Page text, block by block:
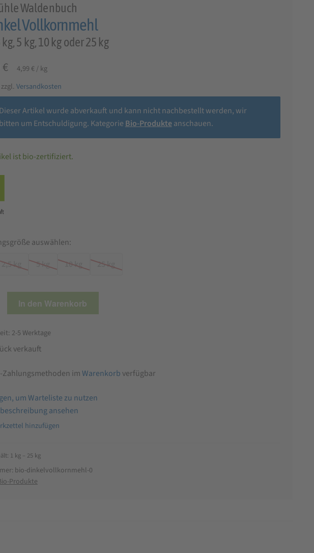
Waldenbuch
Vollkornmehl
kg, 5 kg, 10 kg oder 25 kg
€ 4,99 € /kg
zzgl. Versandkosten
Dieser Artikel wurde abverkauft und kann nicht nachbestellt werden, wir
bitten um Entschuldigung. Kategorie Bio-Produkteanschauen.
ist bio-zertifiziert.
auswählen:
2,5 kg 5 kg 10 kg 25 kg
In den Warenkorb
2-5 Werktage
verkauft
Zahlungsmethoden imWarenkorb verfügbar
um Warteliste zu nutzen
ansehen
1 kg– 25 kg
bio-dinkelvollkornmehl-0
Produkte